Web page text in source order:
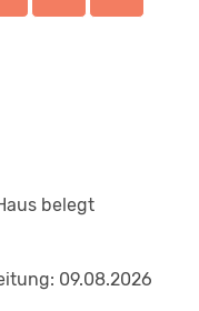
belegt
09.08.2026